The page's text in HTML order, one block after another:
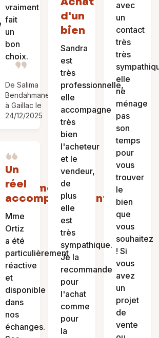
vraiment
fait
un
bon
choix.
De Salima
Bendahmane,
à Gaillac le
24/12/2025
Un
réel
accompagnement
Mme
Ortiz
a été
particulièrement
réactive
et
disponible
dans
nos
échanges.
d'un
bien
Sandra
est
très
professionnelle,
elle
accompagne
très
bien
l'acheteur
et le
vendeur,
de
plus
elle
est
très
sympathique.
Je la
recommande
pour
l'achat
comme
pour
la
avec
un
contact
très
très
elle
ne
ménage
pas
son
temps
pour
vous
trouver
le
bien
que
vous
souhaitez
! Si
vous
avez
un
projet
de
vente